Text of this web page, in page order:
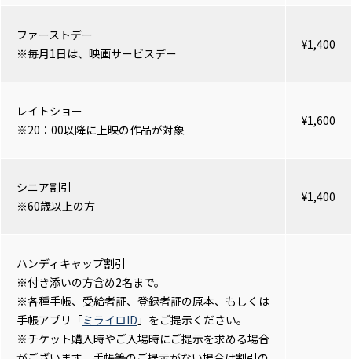
ファーストデー
※毎月1日は、映画サービスデー
¥1,400
レイトショー
※20：00以降に上映の作品が対象
¥1,600
シニア割引
※60歳以上の方
¥1,400
ハンディキャップ割引
※付き添いの方含め2名まで。
※各種手帳、受給者証、登録者証の原本、もしくは
手帳アプリ「ミライロID 」をご提示ください。
※チケット購入時やご入場時にご提示を求める場合